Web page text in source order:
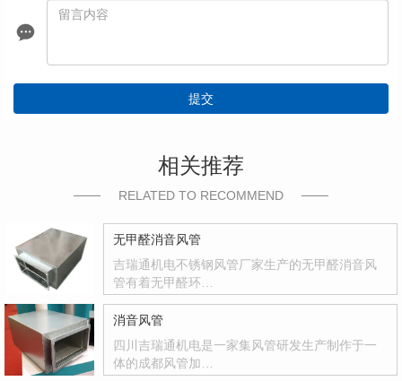
提交
相关推荐
RELATED TO RECOMMEND
无甲醛消音风管
吉瑞通机电不锈钢风管厂家生产的无甲醛消音风
管有着无甲醛环…
消音风管
四川吉瑞通机电是一家集风管研发生产制作于一
体的成都风管加…